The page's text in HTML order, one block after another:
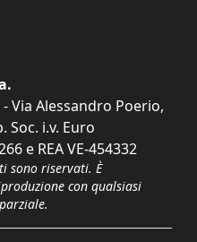
Via Alessandro Poerio,
Soc. i.v. Euro
e REA VE-454332
sono riservati. È
con qualsiasi